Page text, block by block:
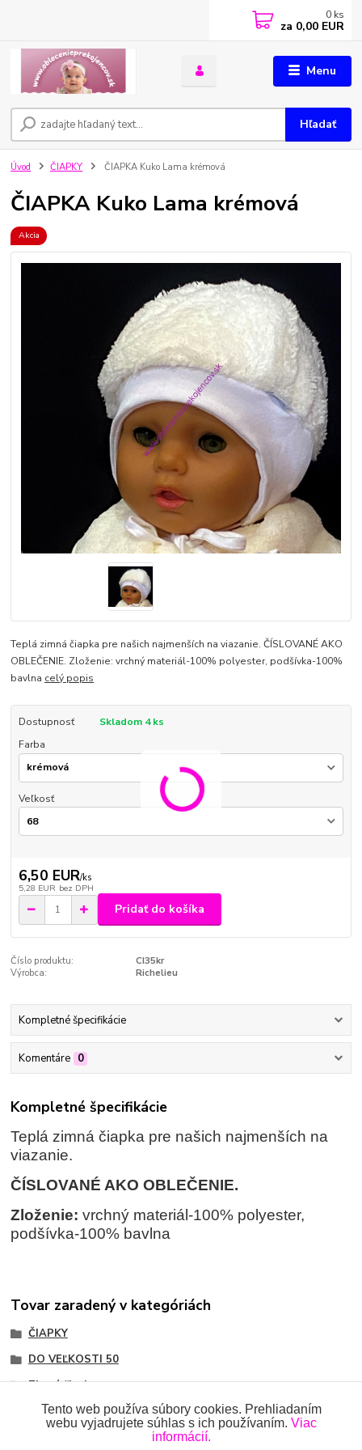
Menu
Hľadať
0 ks
za 0,00 EUR
Úvod ČIAPKY ČIAPKA Kuko Lama krémová
ČIAPKA Kuko Lama krémová
Akcia
Teplá zimná čiapka pre našich najmenších na viazanie. ČÍSLOVANÉ AKO
OBLEČENIE. Zloženie: vrchný materiál-100% polyester, podšívka-100%
bavlna celý popis
Dostupnosť
Skladom 4 ks
Farba
Veľkosť
6,50 EUR/ks
5,28 EUR bez DPH
Pridať do košíka
Číslo produktu:
CI35kr
Výrobca:
Richelieu
Kompletné špecifikácie
Komentáre 0
Kompletné špecifikácie
Teplá zimná čiapka pre našich najmenších na
viazanie.
ČÍSLOVANÉ AKO OBLEČENIE.
Zloženie: vrchný materiál-100% polyester,
podšívka-100% bavlna
Tovar zaradený v kategóriách
ČIAPKY
DO VEĽKOSTI 50
Zimné čiapky
Tento web používa súbory cookies. Prehliadaním
webu vyjadrujete súhlas s ich používaním. Viac
informácií.